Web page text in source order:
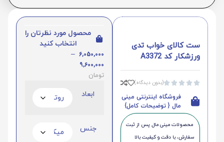
ست کالای خواب تدی
ورزشکار کد A3372




(بدون دیدگاه)
فروشگاه اینترنتی مینی
مال { توضیحات کامل}
محصولات مینی‌ مال پس از ثبت
سفارش، با دقت و کیفیت بالا
محصول مورد نظرتان را
انتخاب کنید
6,050,000
–
9,600,000
تومان
ابعاد
جنس